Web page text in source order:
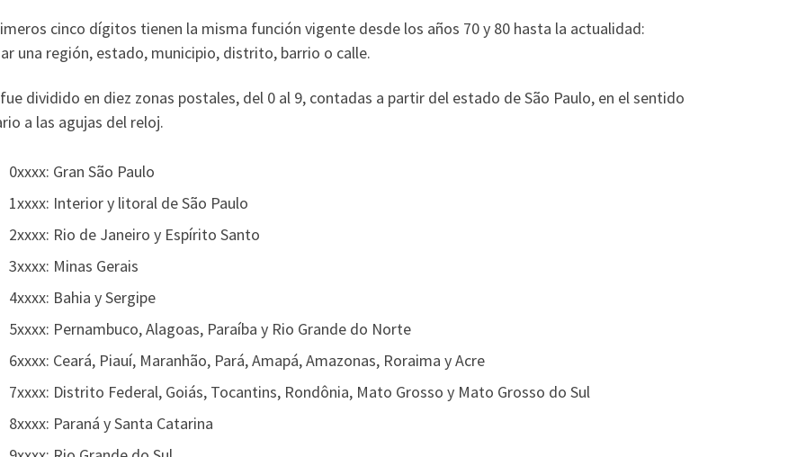
cinco dígitos tienen la misma función vigente desde los años 70 y 80 hasta la actualidad:
una región, estado, municipio, distrito, barrio o calle.
dividido en diez zonas postales, del 0 al 9, contadas a partir del estado de São Paulo, en el sentido
a las agujas del reloj.
0xxxx: Gran São Paulo
1xxxx: Interior y litoral de São Paulo
2xxxx: Rio de Janeiro y Espírito Santo
3xxxx: Minas Gerais
4xxxx: Bahia y Sergipe
5xxxx: Pernambuco, Alagoas, Paraíba y Rio Grande do Norte
6xxxx: Ceará, Piauí, Maranhão, Pará, Amapá, Amazonas, Roraima y Acre
7xxxx: Distrito Federal, Goiás, Tocantins, Rondônia, Mato Grosso y Mato Grosso do Sul
8xxxx: Paraná y Santa Catarina